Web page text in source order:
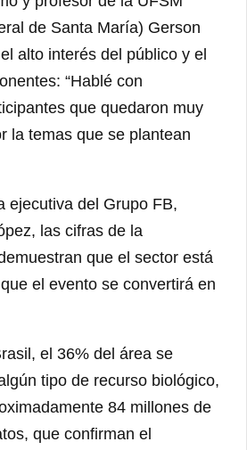
de Santa María) Gerson
alto interés del público y el
“Hablé con
que quedaron muy
la temas que se plantean
ejecutiva del Grupo FB,
las cifras de la
que el sector está
el evento se convertirá en
el 36% del área se
tipo de recurso biológico,
84 millones de
que confirman el